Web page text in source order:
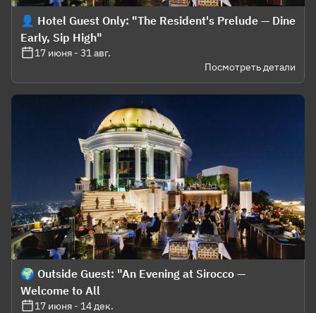
👤 Hotel Guest Only: "The Resident's Prelude — Dine
Early, Sip High"
17 июня - 31 авг.
Посмотреть детали
🌍 Outside Guest: "An Evening at Sirocco —
Welcome to All
17 июня - 14 дек.